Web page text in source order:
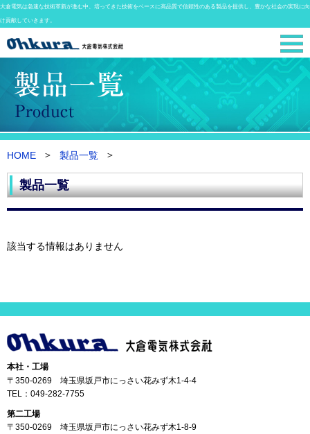
大倉電気は急速な技術革新が進む中、培ってきた技術をベースに高品質で信頼性のある製品を提供し、豊かな社会の実現に向
け貢献していきます。
HOME 製品一覧
製品一覧
該当する情報はありません
本社・工場
〒350-0269 埼玉県坂戸市にっさい花みず木1-4-4
TEL： 049-282-7755
第二工場
〒350-0269 埼玉県坂戸市にっさい花みず木1-8-9